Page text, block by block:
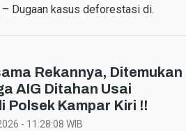
– Dugaan kasus deforestasi di.
Rekannya, Ditemukan
AIG Ditahan Usai
Polsek Kampar Kiri !!
- 11:28:08WIB